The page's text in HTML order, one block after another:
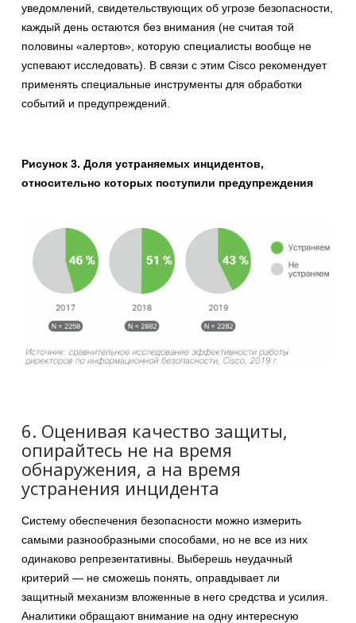
уведомлений, свидетельствующих об угрозе безопасности,
каждый день остаются без внимания (не считая той
половины «алертов», которую специалисты вообще не
успевают исследовать). В связи с этим Cisco рекомендует
применять специальные инструменты для обработки
событий и предупреждений.
Рисунок 3. Доля устраняемых инцидентов,
относительно которых поступили предупреждения
6. Оценивая качество защиты,
опирайтесь не на время
обнаружения, а на время
устранения инцидента
Систему обеспечения безопасности можно измерить
самыми разнообразными способами, но не все из них
одинаково репрезентативны. Выберешь неудачный
критерий — не сможешь понять, оправдывает ли
защитный механизм вложенные в него средства и усилия.
Аналитики обращают внимание на одну интересную